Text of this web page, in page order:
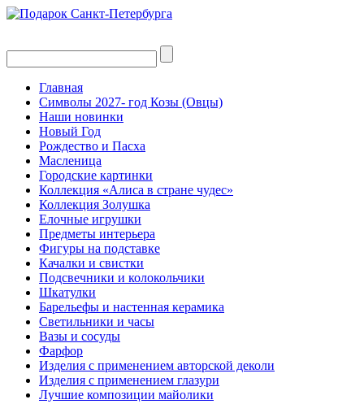
Главная
Символы 2027- год Козы (Овцы)
Наши новинки
Новый Год
Рождество и Пасха
Масленица
Городские картинки
Коллекция «Алиса в стране чудес»
Коллекция Золушка
Елочные игрушки
Предметы интерьера
Фигуры на подставке
Качалки и свистки
Подсвечники и колокольчики
Шкатулки
Барельефы и настенная керамика
Светильники и часы
Вазы и сосуды
Фарфор
Изделия с применением авторской деколи
Изделия с применением глазури
Лучшие композиции майолики